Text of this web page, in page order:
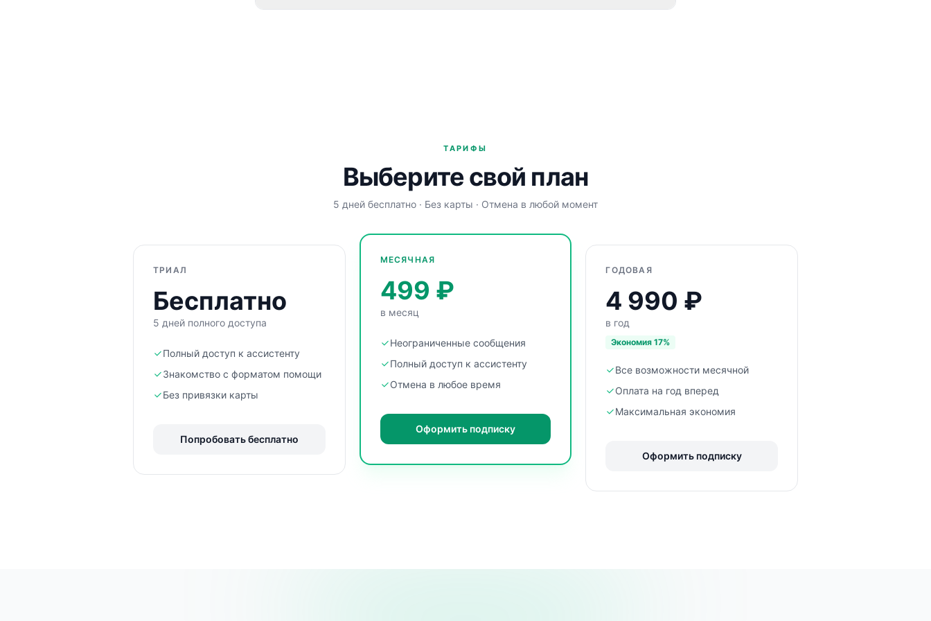
ТАРИФЫ
Выберите свой план
5 дней бесплатно · Без карты · Отмена в любой момент
ТРИАЛ
Бесплатно
5 дней полного доступа
Полный доступ к ассистенту
Знакомство с форматом помощи
Без привязки карты
Попробовать бесплатно
МЕСЯЧНАЯ
499 ₽
в месяц
Неограниченные сообщения
Полный доступ к ассистенту
Отмена в любое время
Оформить подписку
ГОДОВАЯ
4 990 ₽
в год
Экономия17%
Все возможности месячной
Оплата на год вперед
Максимальная экономия
Оформить подписку